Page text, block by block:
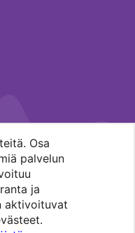
Osa
palvelun
ja
aktivoituvat